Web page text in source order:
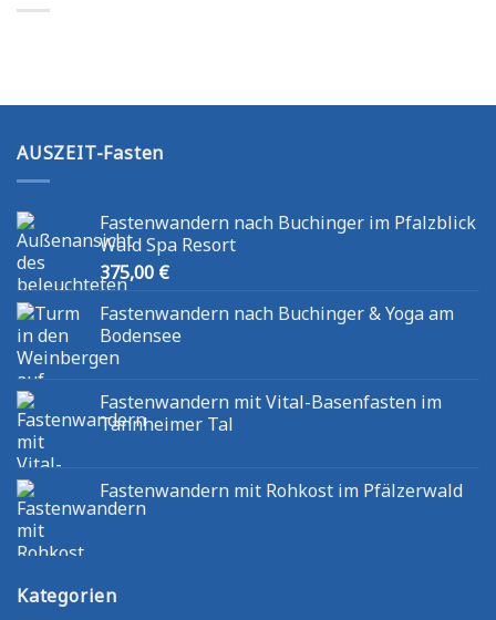
AUSZEIT-Fasten
Fastenwandern nach Buchinger im Pfalzblick
Wald Spa Resort
375,00 €
Fastenwandern nach Buchinger & Yoga am
Bodensee
Fastenwandern mit Vital-Basenfasten im
Tannheimer Tal
Fastenwandern mit Rohkost im Pfälzerwald
Kategorien